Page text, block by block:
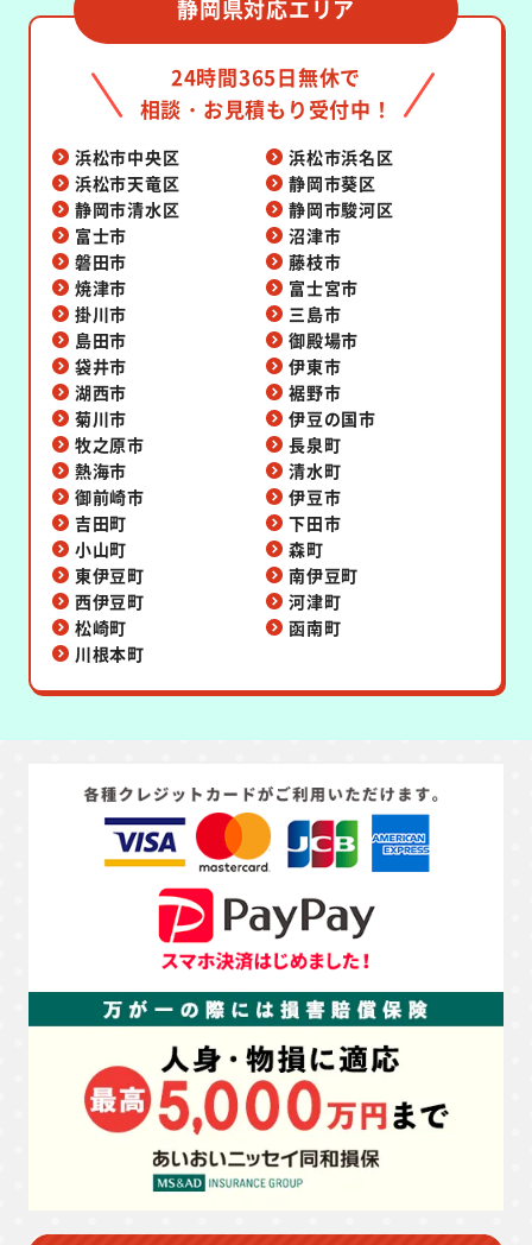
静岡県対応エリア
24時間365日無休で
相談・お見積もり受付中！
浜松市中央区
浜松市浜名区
浜松市天竜区
静岡市葵区
静岡市清水区
静岡市駿河区
富士市
沼津市
磐田市
藤枝市
焼津市
富士宮市
掛川市
三島市
島田市
御殿場市
袋井市
伊東市
湖西市
裾野市
菊川市
伊豆の国市
牧之原市
長泉町
熱海市
清水町
御前崎市
伊豆市
吉田町
下田市
小山町
森町
東伊豆町
南伊豆町
西伊豆町
河津町
松崎町
函南町
川根本町